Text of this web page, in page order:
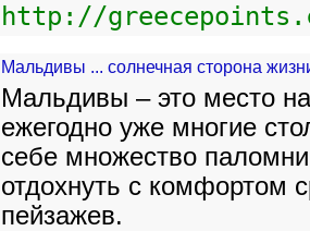
http://
Мальдивы ... солнечная сторона
Мальдивы – это место
ежегодно уже многие
себе множество
отдохнуть с комфортом
пейзажев.